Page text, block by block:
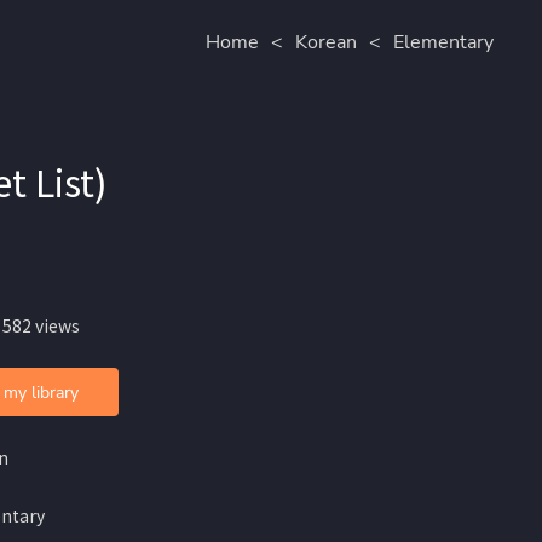
Home < Korean < Elementary
List)
views
library